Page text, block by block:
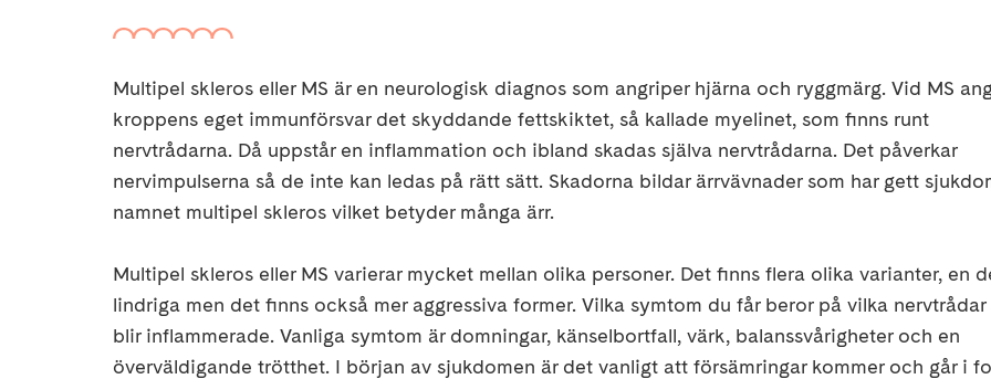
Multipel skleros eller MS är en neurologisk diagnos som angriper hjärna och ryggmärg. Vid MS
kroppens eget immunförsvar det skyddande fettskiktet, så kallade myelinet, som finns runt
nervtrådarna. Då uppstår en inflammation och ibland skadas själva nervtrådarna. Det påverkar
nervimpulserna så de inte kan ledas på rätt sätt. Skadorna bildar ärrvävnader som har gett
namnet multipel skleros vilket betyder många ärr.
Multipel skleros eller MS varierar mycket mellan olika personer. Det finns flera olika varianter, en
lindriga men det finns också mer aggressiva former. Vilka symtom du får beror på vilka nervtrådar
blir inflammerade. Vanliga symtom är domningar, känselbortfall, värk, balanssvårigheter och en
överväldigande trötthet. I början av sjukdomen är det vanligt att försämringar kommer och går i